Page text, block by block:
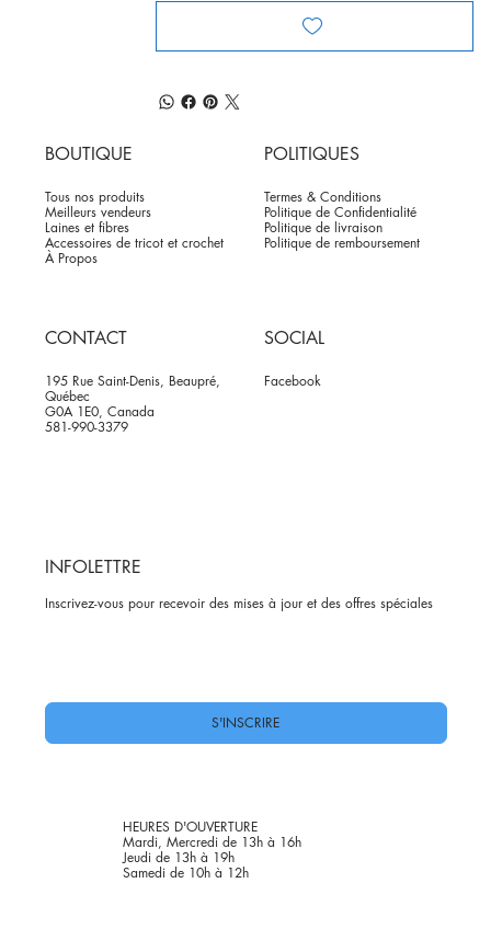
BOUTIQUE
Tous nos produits
Meilleurs vendeurs
Laines et fibres
Accessoires de tricot et crochet
À Propos
POLITIQUES
Termes & Conditions
Politique de Confidentialité
Politique de livraison
Politique de remboursement
CONTACT
195 Rue Saint-Denis, Beaupré,
Québec
G0A 1E0, Canada
581-990-3379
SOCIAL
Facebook
INFOLETTRE
Inscrivez-vous pour recevoir des mises à jour et des offres spéciales
S'INSCRIRE
HEURES D'OUVERTURE
Mardi, Mercredi de 13h à 16h
Jeudi de 13h à 19h
Samedi de 10h à 12h